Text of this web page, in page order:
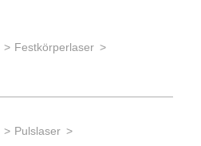
Festkörperlaser
Pulslaser